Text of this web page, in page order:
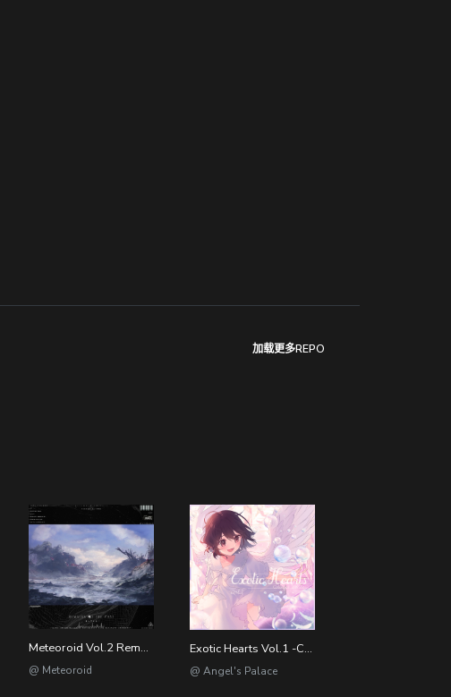
加载更多REPO
Meteoroid Vol.2 Remains Of The Past
@ Meteoroid
Exotic Hearts Vol.1 -Colorful Wonder-
@ Angel's Palace